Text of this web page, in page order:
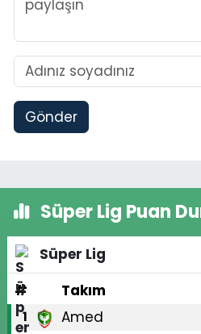
Gönder
Süper Lig Puan
Süper Lig
#
Takım
1 Amed